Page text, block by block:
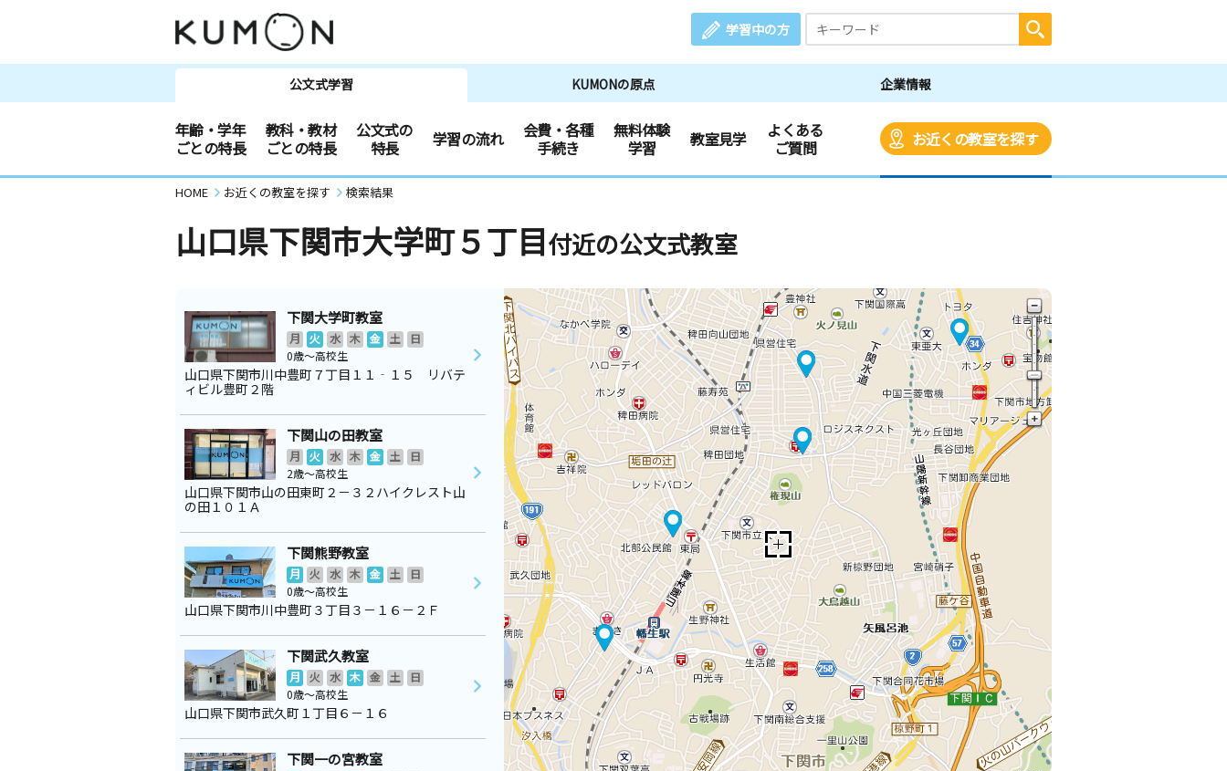
学習中の方
公文式学習 KUMONの原点 企業情報
年齢・学年
ごとの特長
教科・教材
ごとの特長
公文式の
特長
学習の流れ
会費・各種
手続き
無料体験
学習
教室見学
よくある
ご質問
お近くの教室を探す
HOME お近くの教室を探す 検索結果
山口県下関市大学町５丁目付近の公文式教室
下関大学町教室
月 火 水 木 金 土
日
0歳～高校生
山口県下関市川中豊町７丁目１１‐１５ リバテ
ィビル豊町２階
下関山の田教室
月 火 水 木 金 土
日
2歳～高校生
山口県下関市山の田東町２－３２ハイクレスト山
の田１０１Ａ
下関熊野教室
月 火 水 木 金 土
日
0歳～高校生
山口県下関市川中豊町３丁目３－１６－２Ｆ
下関武久教室
月 火 水 木 金 土
日
0歳～高校生
山口県下関市武久町１丁目６－１６
下関一の宮教室